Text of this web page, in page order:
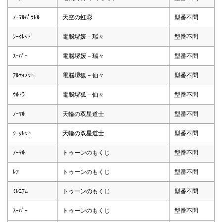
ﾉｰﾏﾙﾊﾟﾗﾚﾙ 天空の虹彩 型番不問
ｼｰｸﾚｯﾄ 電脳堺媛－瑞々 型番不問
ｽｰﾊﾟｰ 電脳堺媛－瑞々 型番不問
ｱﾙﾃｨﾒｯﾄ 電脳堺狐－仙々 型番不問
ｳﾙﾄﾗ 電脳堺狐－仙々 型番不問
ﾉｰﾏﾙ 天輪の双星道士 型番不問
ｼｰｸﾚｯﾄ 天輪の双星道士 型番不問
ﾉｰﾏﾙ トゥーンのもくじ 型番不問
ﾚｱ トゥーンのもくじ 型番不問
ﾐﾚﾆｱﾑ トゥーンのもくじ 型番不問
ｽｰﾊﾟｰ トゥーンのもくじ 型番不問